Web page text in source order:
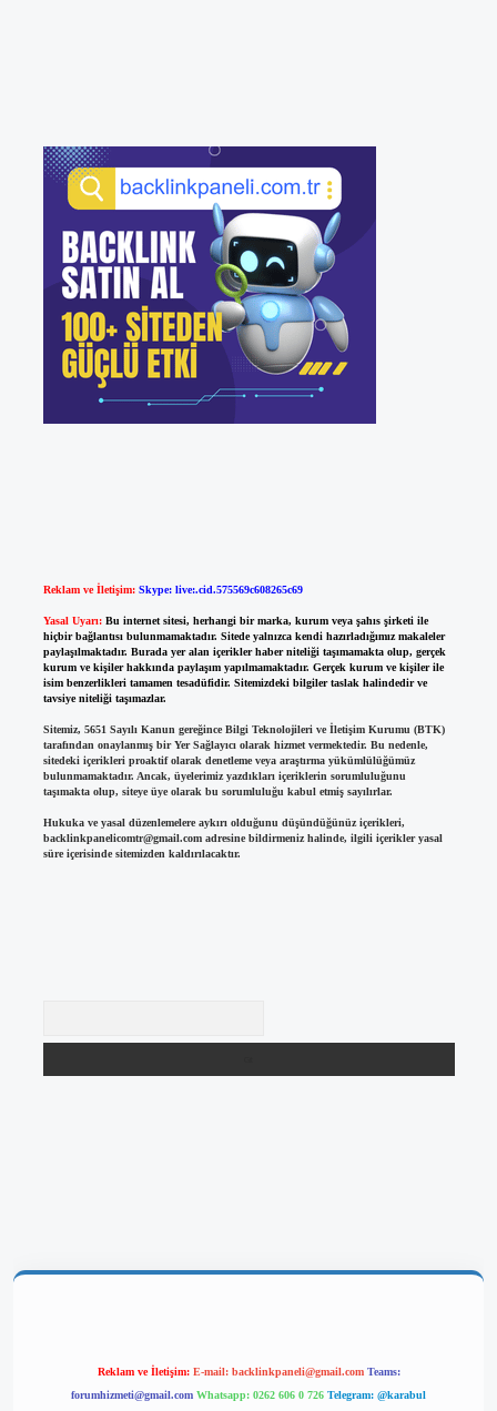
Reklam ve İletişim: Skype: live:.cid.575569c608265c69
Yasal Uyarı: Bu internet sitesi, herhangi bir marka, kurum veya şahıs şirketi ile
hiçbir bağlantısı bulunmamaktadır. Sitede yalnızca kendi hazırladığımız makaleler
paylaşılmaktadır. Burada yer alan içerikler haber niteliği taşımamakta olup, gerçek
kurum ve kişiler hakkında paylaşım yapılmamaktadır. Gerçek kurum ve kişiler ile
isim benzerlikleri tamamen tesadüfidir. Sitemizdeki bilgiler taslak halindedir ve
tavsiye niteliği taşımazlar.
Sitemiz, 5651 Sayılı Kanun gereğince Bilgi Teknolojileri ve İletişim Kurumu (BTK)
tarafından onaylanmış bir Yer Sağlayıcı olarak hizmet vermektedir. Bu nedenle,
sitedeki içerikleri proaktif olarak denetleme veya araştırma yükümlülüğümüz
bulunmamaktadır. Ancak, üyelerimiz yazdıkları içeriklerin sorumluluğunu
taşımakta olup, siteye üye olarak bu sorumluluğu kabul etmiş sayılırlar.
Hukuka ve yasal düzenlemelere aykırı olduğunu düşündüğünüz içerikleri,
backlinkpanelicomtr@gmail.comadresine bildirmeniz halinde, ilgili içerikler yasal
süre içerisinde sitemizden kaldırılacaktır.
Reklam ve İletişim: E-mail: backlinkpaneli@gmail.com Teams:
forumhizmeti@gmail.com Whatsapp: 0262 606 0 726 Telegram: @karabul